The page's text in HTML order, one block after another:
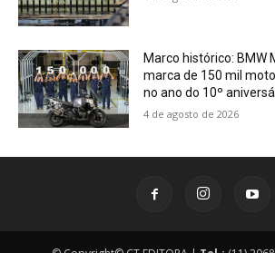
Marco histórico: BMW
marca de 150 mil
no ano do 10º
4 de agosto de 2026